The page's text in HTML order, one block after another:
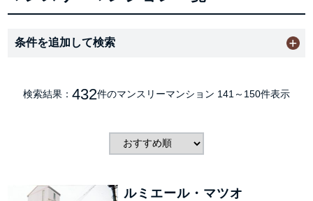
条件を追加して検索
検索結果： 432件のマンスリーマンション 141～150件表示
ルミエール・マツオ